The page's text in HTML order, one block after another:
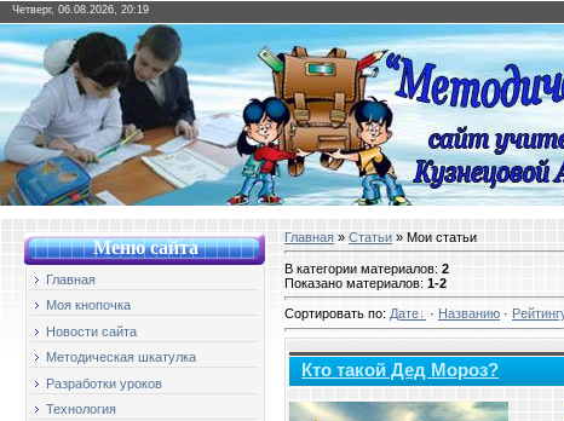
Четверг, 06.08.2026, 20:19
Меню сайта
Главная
Моя кнопочка
Новости сайта
Методическая шкатулка
Разработки уроков
Технология
Главная » Статьи » Мои статьи
В категории материалов: 2
Показано материалов: 1-2
Сортировать по: Дате · Названию ·
Кто такой Дед Мороз?